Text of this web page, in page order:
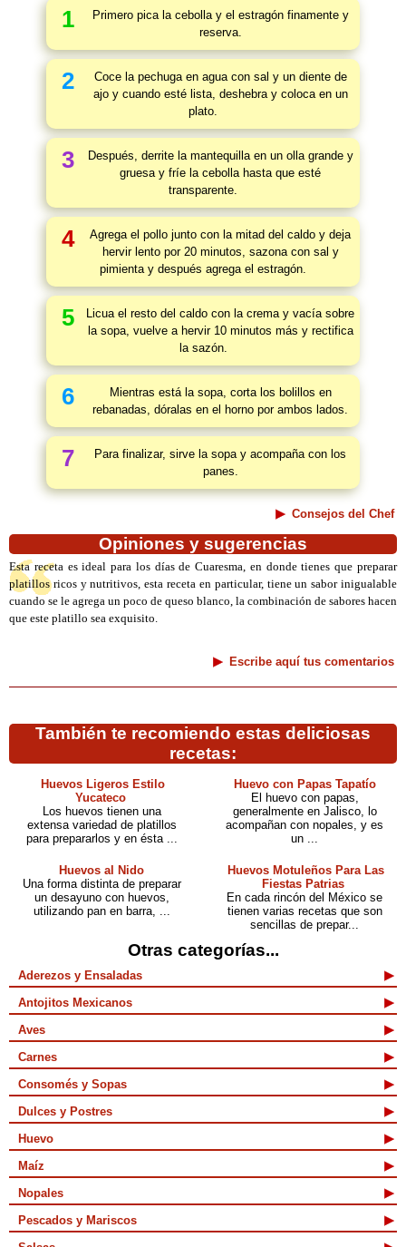
1
Primero pica la cebolla y el estragón finamente y
reserva.
2
Coce la pechuga en agua con sal y un diente de
ajo y cuando esté lista, deshebra y coloca en un
plato.
3
Después, derrite la mantequilla en un olla grande y
gruesa y fríe la cebolla hasta que esté
transparente.
4
Agrega el pollo junto con la mitad del caldo y deja
hervir lento por 20 minutos, sazona con sal y
pimienta y después agrega el estragón.
5
Licua el resto del caldo con la crema y vacía sobre
la sopa, vuelve a hervir 10 minutos más y rectifica
la sazón.
6
Mientras está la sopa, corta los bolillos en
rebanadas, dóralas en el horno por ambos lados.
7
Para finalizar, sirve la sopa y acompaña con los
panes.
Consejos del Chef
Opiniones y sugerencias
Esta receta es ideal para los días de Cuaresma, en donde tienes que preparar
platillos ricos y nutritivos, esta receta en particular, tiene un sabor inigualable
cuando se le agrega un poco de queso blanco, la combinación de sabores hacen
que este platillo sea exquisito.
Escribe aquí tus comentarios
También te recomiendo estas deliciosas
recetas:
Huevos Ligeros Estilo
Yucateco
Los huevos tienen una
extensa variedad de platillos
para prepararlos y en ésta ...
Huevo con Papas Tapatío
El huevo con papas,
generalmente en Jalisco, lo
acompañan con nopales, y es
un ...
Huevos al Nido
Una forma distinta de preparar
un desayuno con huevos,
utilizando pan en barra, ...
Huevos Motuleños Para Las
Fiestas Patrias
En cada rincón del México se
tienen varias recetas que son
sencillas de prepar...
Otras categorías...
Aderezos y Ensaladas
Antojitos Mexicanos
Aves
Carnes
Consomés y Sopas
Dulces y Postres
Huevo
Maíz
Nopales
Pescados y Mariscos